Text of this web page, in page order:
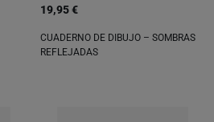
19,95 €
CUADERNO DE DIBUJO – SOMBRAS
REFLEJADAS